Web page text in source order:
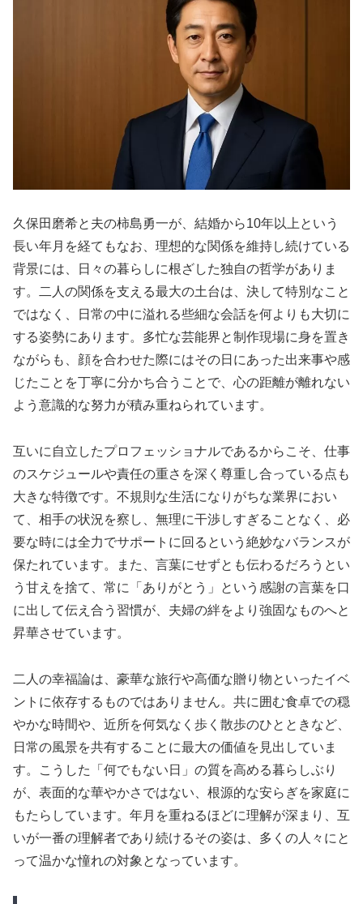
久保田磨希と夫の柿島勇一が、結婚から10年以上という
長い年月を経てもなお、理想的な関係を維持し続けている
背景には、日々の暮らしに根ざした独自の哲学がありま
す。二人の関係を支える最大の土台は、決して特別なこと
ではなく、日常の中に溢れる些細な会話を何よりも大切に
する姿勢にあります。多忙な芸能界と制作現場に身を置き
ながらも、顔を合わせた際にはその日にあった出来事や感
じたことを丁寧に分かち合うことで、心の距離が離れない
よう意識的な努力が積み重ねられています。
互いに自立したプロフェッショナルであるからこそ、仕事
のスケジュールや責任の重さを深く尊重し合っている点も
大きな特徴です。不規則な生活になりがちな業界におい
て、相手の状況を察し、無理に干渉しすぎることなく、必
要な時には全力でサポートに回るという絶妙なバランスが
保たれています。また、言葉にせずとも伝わるだろうとい
う甘えを捨て、常に「ありがとう」という感謝の言葉を口
に出して伝え合う習慣が、夫婦の絆をより強固なものへと
昇華させています。
二人の幸福論は、豪華な旅行や高価な贈り物といったイベ
ントに依存するものではありません。共に囲む食卓での穏
やかな時間や、近所を何気なく歩く散歩のひとときなど、
日常の風景を共有することに最大の価値を見出していま
す。こうした「何でもない日」の質を高める暮らしぶり
が、表面的な華やかさではない、根源的な安らぎを家庭に
もたらしています。年月を重ねるほどに理解が深まり、互
いが一番の理解者であり続けるその姿は、多くの人々にと
って温かな憧れの対象となっています。